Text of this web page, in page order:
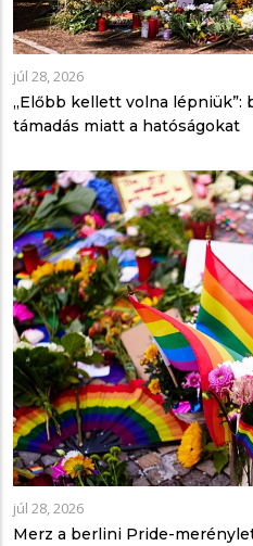
júl 28, 2026
„Előbb kellett volna lépniük”:
támadás miatt a hatóságokat
júl 28, 2026
Merz a berlini Pride-